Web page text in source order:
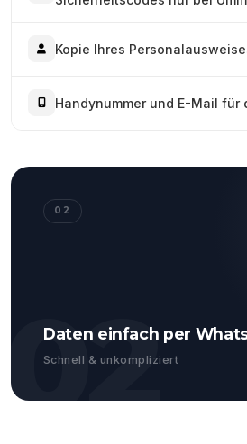
Kopie Ihres
Handynummer und E-Mail für
02
02
Daten einfach per
Schnell & unkompliziert